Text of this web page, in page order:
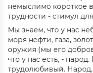
немыслимо короткое
трудности - стимул
Мы знаем, что у нас
моря нефти, газа,
оружия (мы его
что у нас есть, -
трудолюбивый. Народ,